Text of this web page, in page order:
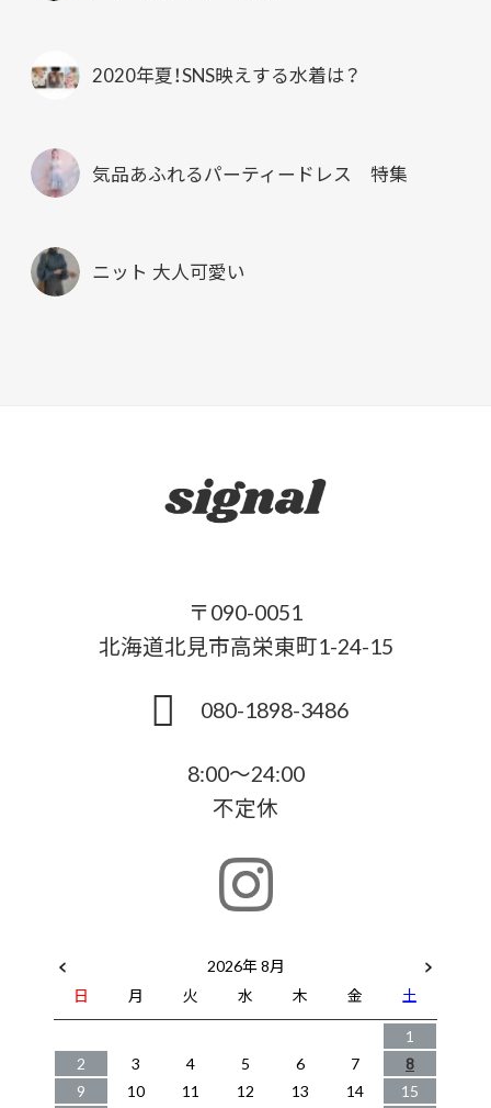
2020年夏！SNS映えする水着は？
気品あふれるパーティードレス 特集
ニット 大人可愛い
〒090-0051
北海道北見市高栄東町1-24-15
080-1898-3486
8:00～24:00
不定休
2026年 8月
日
月 火 水 木 金
土
1
2
3 4 5 6 7
8
9
10 11 12 13 14
15